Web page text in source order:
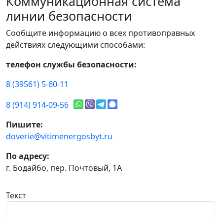
линии безопасности
Сообщите информацию о всех противоправных
действиях следующими способами:
телефон службы безопасности:
8 (39561) 5-60-11
8 (914) 914-09-56
Пишите:
doverie@vitimenergosbyt.ru
По адресу:
г. Бодайбо, пер. Почтовый, 1А
Текст